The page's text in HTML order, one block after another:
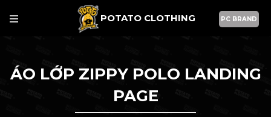
POTATO CLOTHING PC BRAND
ÁO LỚP ZIPPY POLO LANDING
PAGE